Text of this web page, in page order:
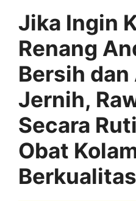
Jika Ingin
Renang
Bersih dan
Jernih,
Secara
Obat